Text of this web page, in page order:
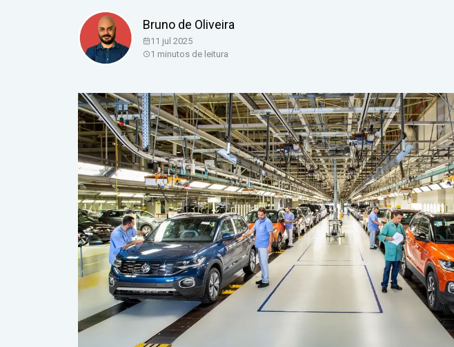
Bruno de Oliveira
11 jul 2025
1 minutos de leitura